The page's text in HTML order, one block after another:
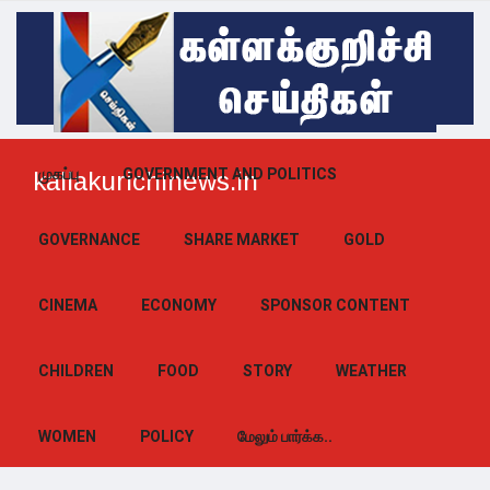
kallakurichinews.in
முகப்பு GOVERNMENT AND POLITICS
GOVERNANCE SHARE MARKET GOLD
CINEMA ECONOMY SPONSOR CONTENT
CHILDREN FOOD STORY WEATHER
WOMEN POLICY மேலும் பார்க்க..